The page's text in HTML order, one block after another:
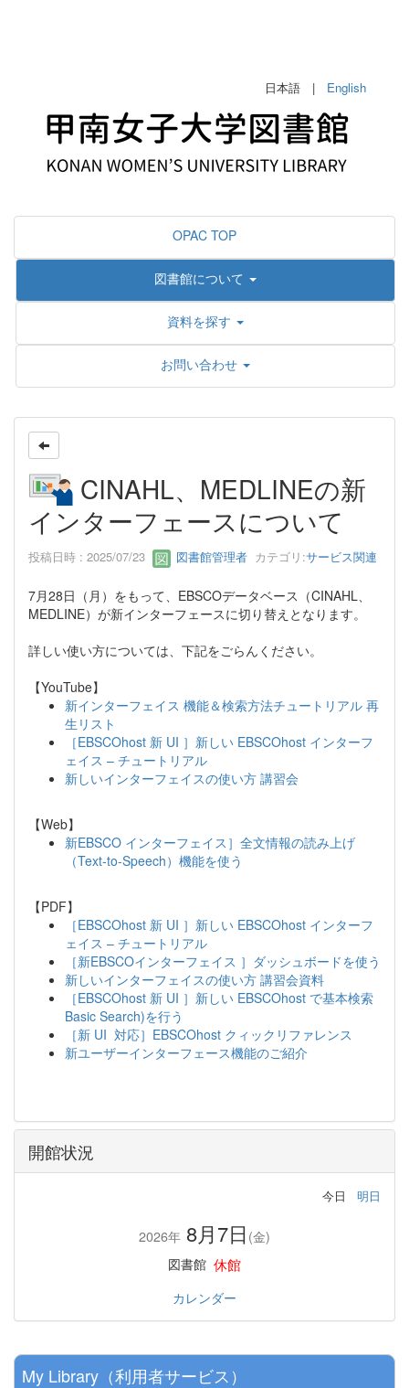
日本語 | English
OPAC TOP
図書館について
資料を探す
お問い合わせ
CINAHL、MEDLINEの新
インターフェースについて
投稿日時 : 2025/07/23 図書館管理者 カテゴリ:サービス関連
7月28日（月）をもって、EBSCOデータベース（CINAHL、
MEDLINE）が新インターフェースに切り替えとなります。
詳しい使い方については、下記をごらんください。
【YouTube】
新インターフェイス 機能＆検索方法チュートリアル 再
生リスト
［EBSCOhost 新 UI ］新しい EBSCOhost インターフ
ェイス – チュートリアル
新しいインターフェイスの使い方 講習会
【Web】
新EBSCO インターフェイス］全文情報の読み上げ
（Text-to-Speech）機能を使う
【PDF】
［EBSCOhost 新 UI ］新しい EBSCOhost インターフ
ェイス – チュートリアル
［新EBSCOインターフェイス ］ダッシュボードを使う
新しいインターフェイスの使い方 講習会資料
［EBSCOhost 新 UI ］新しい EBSCOhost で基本検索
Basic Search)を行う
［新 UI 対応］EBSCOhost クィックリファレンス
新ユーザーインターフェース機能のご紹介
開館状況
今日 明日
2026年 8月7日 (金)
図書館 休館
カレンダー
My Library（利用者サービス）